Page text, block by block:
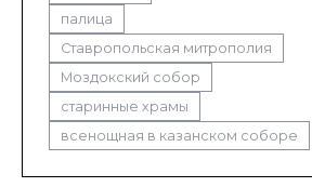
палица
Ставропольская митрополия
Моздокский собор
старинные храмы
всенощная в казанском соборе